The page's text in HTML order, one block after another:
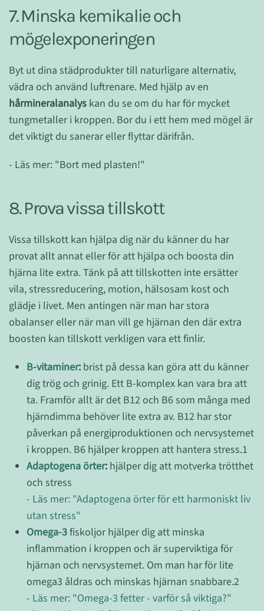
7. Minska kemikalie och
mögelexponeringen
Byt ut dina städprodukter till naturligare alternativ,
vädra och använd luftrenare. Med hjälp av en
hårmineralanalys kan du se om du har för mycket
tungmetaller i kroppen. Bor du i ett hem med mögel är
det viktigt du sanerar eller flyttar därifrån.
- Läs mer: "Bort med plasten!"
8. Prova vissa tillskott
Vissa tillskott kan hjälpa dig när du känner du har
provat allt annat eller för att hjälpa och boosta din
hjärna lite extra. Tänk på att tillskotten inte ersätter
vila, stressreducering, motion, hälsosam kost och
glädje i livet. Men antingen när man har stora
obalanser eller när man vill ge hjärnan den där extra
boosten kan tillskott verkligen vara ett finlir.
B-vitaminer: brist på dessa kan göra att du känner
dig trög och grinig. Ett B-komplex kan vara bra att
ta. Framför allt är det B12 och B6 som många med
hjärndimma behöver lite extra av. B12 har stor
påverkan på energiproduktionen och nervsystemet
i kroppen. B6 hjälper kroppen att hantera stress.1
Adaptogena örter: hjälper dig att motverka trötthet
och stress
- Läs mer: "Adaptogena örter för ett harmoniskt liv
utan stress"
Omega-3fiskoljor hjälper dig att minska
inflammation i kroppen och är superviktiga för
hjärnan och nervsystemet. Om man har för lite
omega3 åldras och minskas hjärnan snabbare.2
- Läs mer: "Omega-3 fetter - varför så viktiga?"